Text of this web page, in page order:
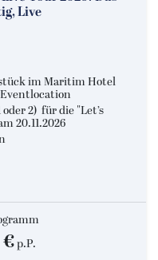
Live
im Maritim Hotel
2) für die "Let’s
20.11.2026
€p.P.